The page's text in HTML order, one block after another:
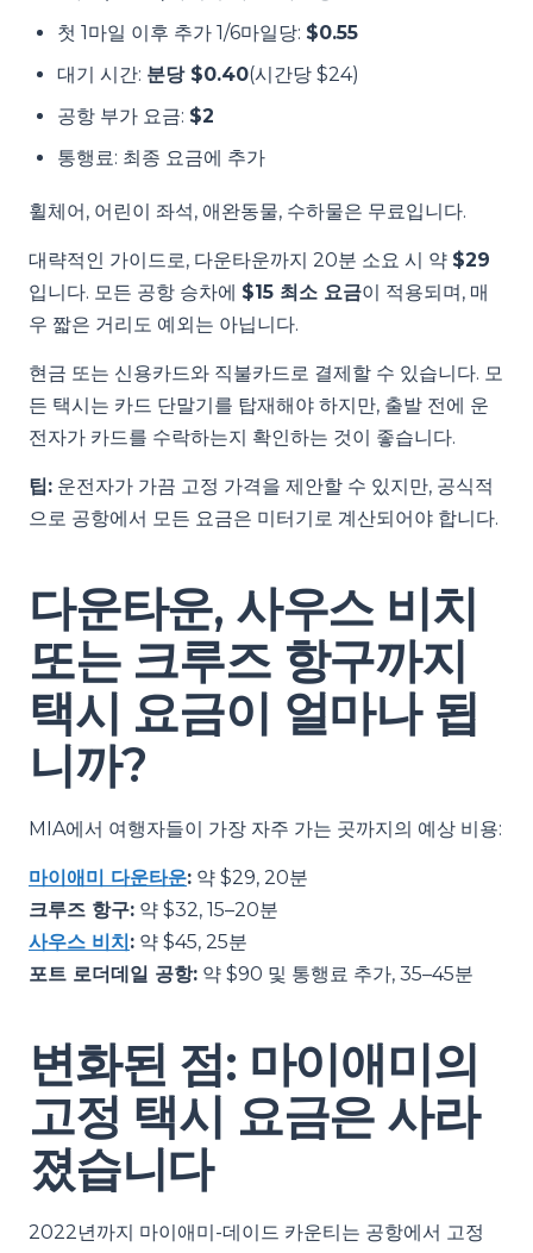
첫 1마일 이후 추가 1/6마일당: $0.55
대기 시간: 분당 $0.40(시간당 $24)
공항 부가 요금: $2
통행료: 최종 요금에 추가
휠체어, 어린이 좌석, 애완동물, 수하물은 무료입니다.
대략적인 가이드로, 다운타운까지 20분 소요 시 약 $29
입니다. 모든 공항 승차에 $15 최소 요금이 적용되며, 매
우 짧은 거리도 예외는 아닙니다.
현금 또는 신용카드와 직불카드로 결제할 수 있습니다. 모
든 택시는 카드 단말기를 탑재해야 하지만, 출발 전에 운
전자가 카드를 수락하는지 확인하는 것이 좋습니다.
팁: 운전자가 가끔 고정 가격을 제안할 수 있지만, 공식적
으로 공항에서 모든 요금은 미터기로 계산되어야 합니다.
다운타운, 사우스 비치
또는 크루즈 항구까지
택시 요금이 얼마나 됩
니까?
MIA에서 여행자들이 가장 자주 가는 곳까지의 예상 비용:
마이애미 다운타운: 약 $29, 20분
크루즈 항구: 약 $32, 15–20분
사우스 비치: 약 $45, 25분
포트 로더데일 공항: 약 $90 및 통행료 추가, 35–45분
변화된 점: 마이애미의
고정 택시 요금은 사라
졌습니다
2022년까지 마이애미-데이드 카운티는 공항에서 고정